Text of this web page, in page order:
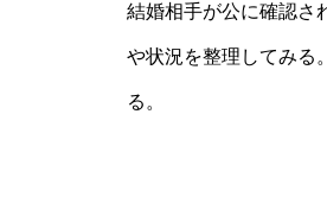
結婚相手が公に確認さ
や状況を整理してみる
る。